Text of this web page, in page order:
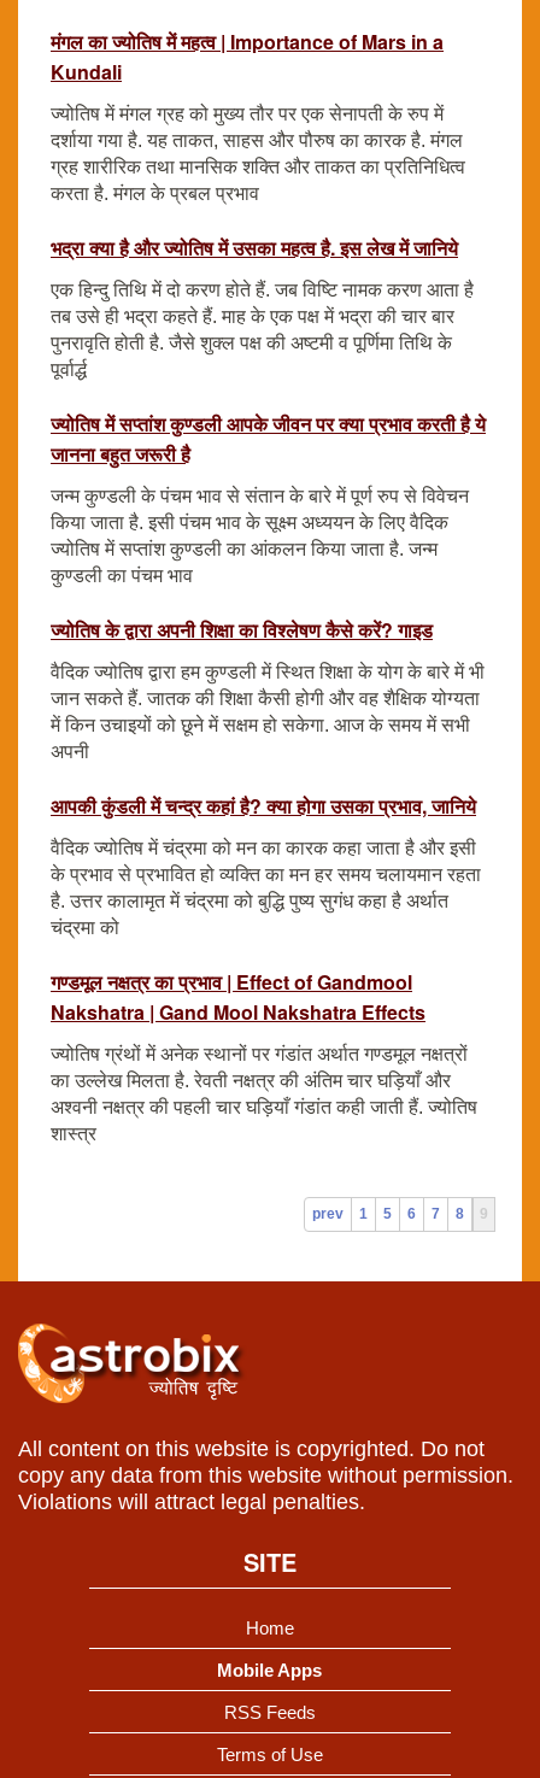
मंगल का ज्योतिष में महत्व | Importance of Mars in a
Kundali
ज्योतिष में मंगल ग्रह को मुख्य तौर पर एक सेनापती के रुप में
दर्शाया गया है. यह ताकत, साहस और पौरुष का कारक है. मंगल
ग्रह शारीरिक तथा मानसिक शक्ति और ताकत का प्रतिनिधित्व
करता है. मंगल के प्रबल प्रभाव
भद्रा क्या है और ज्योतिष में उसका महत्व है. इस लेख में जानिये
एक हिन्दु तिथि में दो करण होते हैं. जब विष्टि नामक करण आता है
तब उसे ही भद्रा कहते हैं. माह के एक पक्ष में भद्रा की चार बार
पुनरावृति होती है. जैसे शुक्ल पक्ष की अष्टमी व पूर्णिमा तिथि के
पूर्वार्द्ध
ज्योतिष में सप्तांश कुण्डली आपके जीवन पर क्या प्रभाव करती है ये
जानना बहुत जरूरी है
जन्म कुण्डली के पंचम भाव से संतान के बारे में पूर्ण रुप से विवेचन
किया जाता है. इसी पंचम भाव के सूक्ष्म अध्ययन के लिए वैदिक
ज्योतिष में सप्तांश कुण्डली का आंकलन किया जाता है. जन्म
कुण्डली का पंचम भाव
ज्योतिष के द्वारा अपनी शिक्षा का विश्लेषण कैसे करें? गाइड
वैदिक ज्योतिष द्वारा हम कुण्डली में स्थित शिक्षा के योग के बारे में भी
जान सकते हैं. जातक की शिक्षा कैसी होगी और वह शैक्षिक योग्यता
में किन उचाइयों को छूने में सक्षम हो सकेगा. आज के समय में सभी
अपनी
आपकी कुंडली में चन्द्र कहां है? क्या होगा उसका प्रभाव, जानिये
वैदिक ज्योतिष में चंद्रमा को मन का कारक कहा जाता है और इसी
के प्रभाव से प्रभावित हो व्यक्ति का मन हर समय चलायमान रहता
है. उत्तर कालामृत में चंद्रमा को बुद्धि पुष्य सुगंध कहा है अर्थात
चंद्रमा को
गण्डमूल नक्षत्र का प्रभाव | Effect of Gandmool
Nakshatra | Gand Mool Nakshatra Effects
ज्योतिष ग्रंथों में अनेक स्थानों पर गंडांत अर्थात गण्डमूल नक्षत्रों
का उल्लेख मिलता है. रेवती नक्षत्र की अंतिम चार घड़ियाँ और
अश्वनी नक्षत्र की पहली चार घड़ियाँ गंडांत कही जाती हैं. ज्योतिष
शास्त्र
prev 1 5 6 7 8 9
All content on this website is copyrighted. Do not
copy any data from this website without permission.
Violations will attract legal penalties.
SITE
Home
Mobile Apps
RSS Feeds
Terms of Use